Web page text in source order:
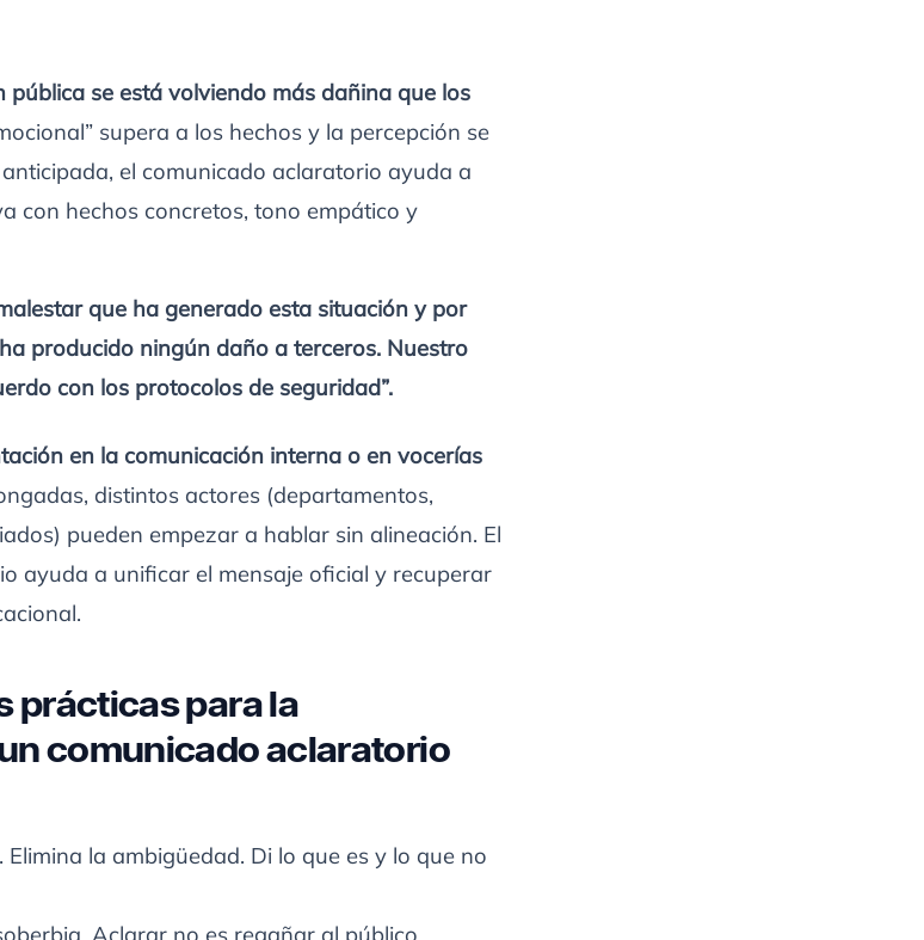
pública se está volviendo más dañina que los
supera a los hechos y la percepción se
el comunicado aclaratorio ayuda a
con hechos concretos, tono empático y
que ha generado esta situación y por
producido ningún daño a terceros. Nuestro
con los protocolos de seguridad”.
en la comunicación interna o en vocerías
distintos actores (departamentos,
pueden empezar a hablar sin alineación. El
ayuda a unificar el mensaje oficial y recuperar
prácticas para la
comunicado aclaratorio
Elimina la ambigüedad. Di lo que es y lo que no